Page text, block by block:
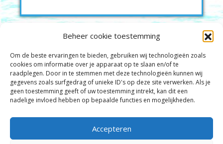
Beheer cookie toestemming
Om de beste ervaringen te bieden, gebruiken wij technologieën zoals
cookies om informatie over je apparaat op te slaan en/of te
raadplegen. Door in te stemmen met deze technologieën kunnen wij
gegevens zoals surfgedrag of unieke ID's op deze site verwerken. Als je
geen toestemming geeft of uw toestemming intrekt, kan dit een
nadelige invloed hebben op bepaalde functies en mogelijkheden.
Accepteren